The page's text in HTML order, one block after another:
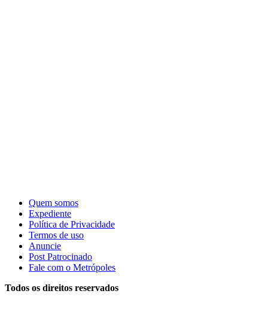
Quem somos
Expediente
Política de Privacidade
Termos de uso
Anuncie
Post Patrocinado
Fale com o Metrópoles
Todos os direitos reservados